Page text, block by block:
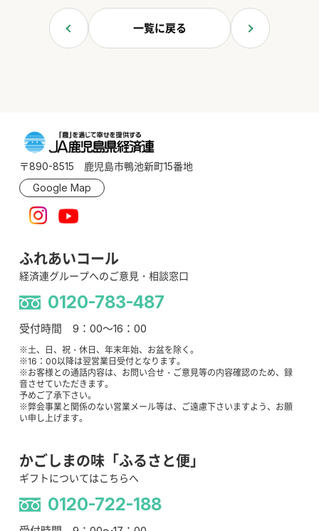
一覧に戻る
〒890-8515 鹿児島市鴨池新町15番地
Google Map
ふれあいコール
経済連グループへのご意見・相談窓口
0120-783-487
受付時間 9：00～16：00
※土、日、祝・休日、年末年始、お盆を除く。
※16：00以降は翌営業日受付となります。
※お客様との通話内容は、お問い合せ・ご意見等の内容確認のため、録
音させていただきます。
予めご了承下さい。
※弊会事業と関係のない営業メール等は、ご遠慮下さいますよう、お願
い申し上げます。
かごしまの味「ふるさと便」
ギフトについてはこちらへ
0120-722-188